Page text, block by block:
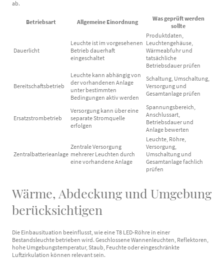
ab.
Betriebsart Allgemeine Einordnung
Was geprüft werden
sollte
Dauerlicht
Leuchte ist im vorgesehenen
Betrieb dauerhaft
eingeschaltet
Produktdaten,
Leuchtengehäuse,
Wärmeabfuhr und
tatsächliche
Betriebsdauer prüfen
Bereitschaftsbetrieb
Leuchte kann abhängig von
der vorhandenen Anlage
unter bestimmten
Bedingungen aktiv werden
Schaltung, Umschaltung,
Versorgung und
Gesamtanlage prüfen
Ersatzstrombetrieb
Versorgung kann über eine
separate Stromquelle
erfolgen
Spannungsbereich,
Anschlussart,
Betriebsdauer und
Anlage bewerten
Zentralbatterieanlage
Zentrale Versorgung
mehrerer Leuchten durch
eine vorhandene Anlage
Leuchte, Röhre,
Versorgung,
Umschaltung und
Gesamtanlage fachlich
prüfen
Wärme, Abdeckung und Umgebung
berücksichtigen
Die Einbausituation beeinflusst, wie eine T8 LED-Röhre in einer
Bestandsleuchte betrieben wird. Geschlossene Wannenleuchten, Reflektoren,
hohe Umgebungstemperatur, Staub, Feuchte oder eingeschränkte
Luftzirkulation können relevant sein.